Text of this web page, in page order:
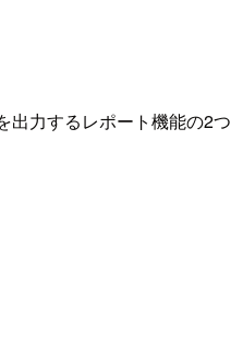
出力するレポート機能の2つ